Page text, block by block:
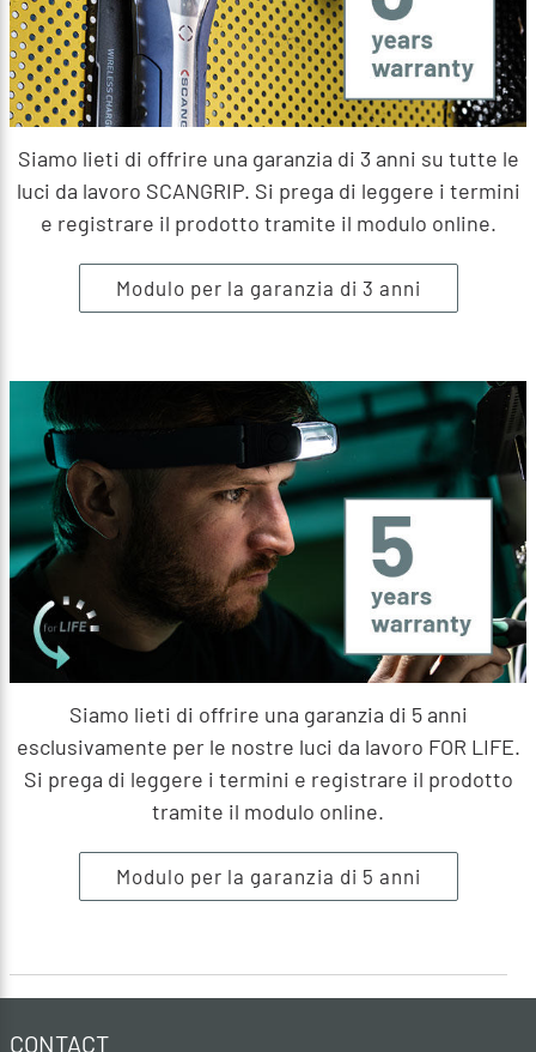
Siamo lieti di offrire una garanzia di 3 anni su tutte le
luci da lavoro SCANGRIP. Si prega di leggere i termini
e registrare il prodotto tramite il modulo online.
Modulo per la garanzia di 3 anni
Siamo lieti di offrire una garanzia di 5 anni
esclusivamente per le nostre luci da lavoro FOR LIFE.
Si prega di leggere i termini e registrare il prodotto
tramite il modulo online.
Modulo per la garanzia di 5 anni
CONTACT